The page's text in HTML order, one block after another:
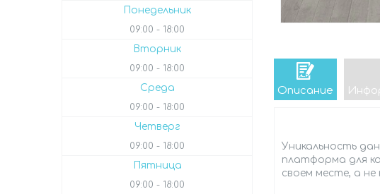
Описание
Уникальность
платформа для
своем месте, а
Понедельник
09:00 18:00
Вторник
09:00 18:00
Среда
09:00 18:00
Четверг
09:00 18:00
Пятница
09:00 18:00